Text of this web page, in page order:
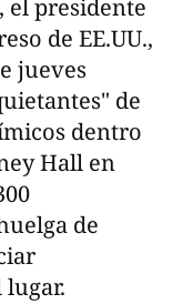
el presidente
de EE.UU.,
jueves
de
dentro
Hall en
de